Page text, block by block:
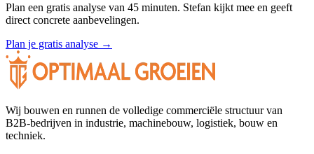
Plan een gratis analyse van 45 minuten. Stefan kijkt mee en geeft
direct concrete aanbevelingen.
Plan je gratis analyse →
Wij bouwen en runnen de volledige commerciële structuur van
B2B-bedrijven in industrie, machinebouw, logistiek, bouw en
techniek.